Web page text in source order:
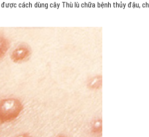
cách dùng cây Thù lù chữa bệnh thủy đậu,